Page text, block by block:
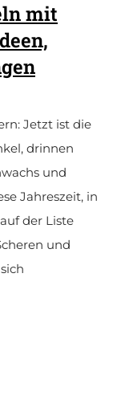
mit
Jetzt ist die
drinnen
und
Jahreszeit, in
der Liste
und